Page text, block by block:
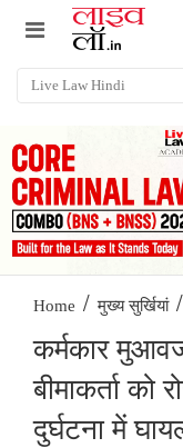
Home / मुख्य सुर्खियां /
कर्मकार
बीमाकर्ता को
दुर्घटना में